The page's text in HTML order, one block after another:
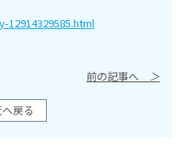
前の記事へ ＞
戻る